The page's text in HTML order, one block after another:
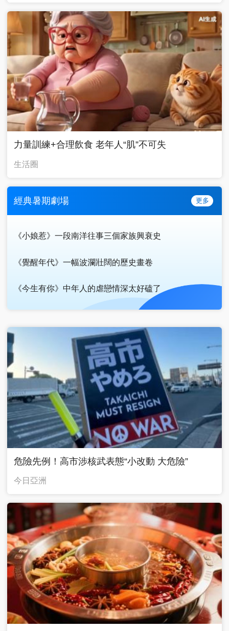
力量訓練+合理飲食 老年人“肌”不可失
生活圈
經典暑期劇場 更多
《小娘惹》一段南洋往事三個家族興衰史
《覺醒年代》一幅波瀾壯闊的歷史畫卷
《今生有你》中年人的虐戀情深太好磕了
危險先例！高市涉核武表態“小改動 大危險”
今日亞洲